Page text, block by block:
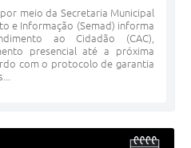
meio da Secretaria Municipal
e Informação (Semad) informa
ao Cidadão (CAC),
presencial até a próxima
com o protocolo de garantia